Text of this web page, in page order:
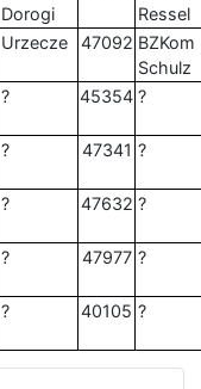
Dorogi
Ressel
Urzecze 47092 BZKom
Schulz
? 45354 ?
? 47341 ?
? 47632 ?
? 47977 ?
? 40105 ?